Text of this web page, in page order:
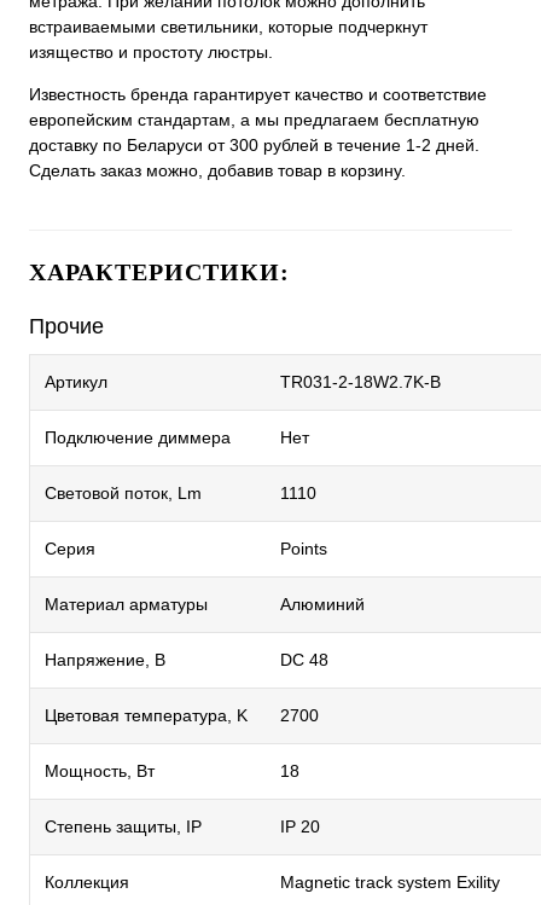
встраиваемыми светильники, которые подчеркнут
изящество и простоту люстры.
Известность бренда гарантирует качество и соответствие
европейским стандартам, а мы предлагаем бесплатную
доставку по Беларуси от 300 рублей в течение 1-2 дней.
Сделать заказ можно, добавив товар в корзину.
ХАРАКТЕРИСТИКИ:
Прочие
Артикул TR031-2-18W2.7K-B
Подключение диммера Нет
Световой поток, Lm 1110
Серия Points
Материал арматуры Алюминий
Напряжение, В DC 48
Цветовая температура, K 2700
Мощность, Вт 18
Степень защиты, IP IP 20
Коллекция Magnetic track system Exility